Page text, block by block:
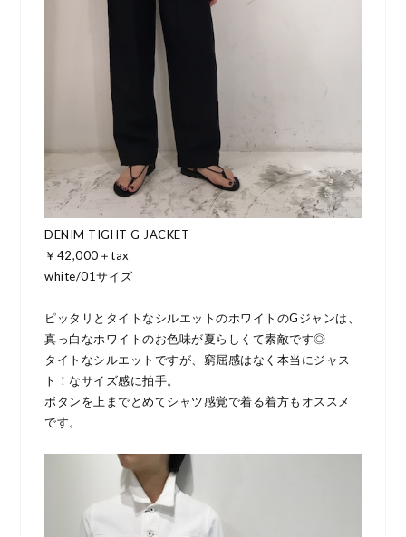
DENIM TIGHT G JACKET
￥42,000＋tax
white/01サイズ
ピッタリとタイトなシルエットのホワイトのGジャンは、
真っ白なホワイトのお色味が夏らしくて素敵です◎
タイトなシルエットですが、窮屈感はなく本当にジャス
ト！なサイズ感に拍手。
ボタンを上までとめてシャツ感覚で着る着方もオススメ
です。